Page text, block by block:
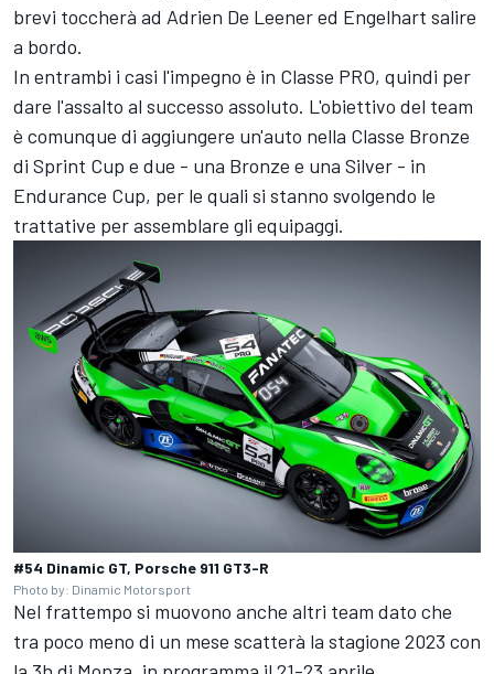
brevi toccherà ad Adrien De Leener ed Engelhart salire
a bordo.
In entrambi i casi l'impegno è in Classe PRO, quindi per
dare l'assalto al successo assoluto. L'obiettivo del team
è comunque di aggiungere un'auto nella Classe Bronze
di Sprint Cup e due - una Bronze e una Silver - in
Endurance Cup, per le quali si stanno svolgendo le
trattative per assemblare gli equipaggi.
#54 Dinamic GT, Porsche 911 GT3-R
Photo by: Dinamic Motorsport
Nel frattempo si muovono anche altri team dato che
tra poco meno di un mese scatterà la stagione 2023 con